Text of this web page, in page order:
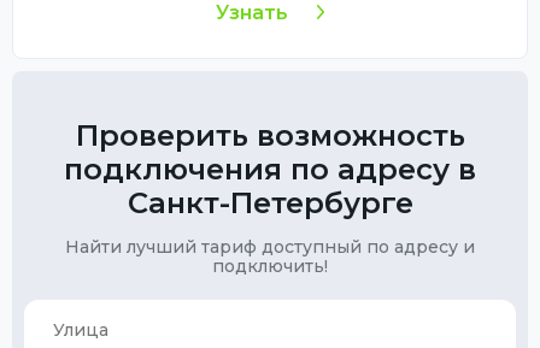
Узнать
Проверить возможность
подключения по адресу в
Санкт-Петербурге
Найти лучший тариф доступный по адресу и
подключить!